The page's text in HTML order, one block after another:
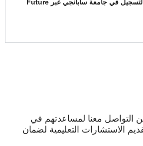
كيف يمكنني التقديم والتسجيل في جامعة سابانجي عبر Future
التواصل معنا لمساعدتهم في
الاستشارات التعليمية لضمان